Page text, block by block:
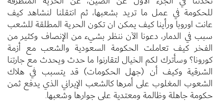
للحكومة في عمل ما تريد بشعبها، ثم انتقلنا لنشاهد كيف
عانت اوروبا ورأينا كيف يمكن ان تكون الحرية المطلقة للشعب
سبب في الدمار، دعونا الآن ننظر بشيء من الإنصاف وكثير من
الفخر كيف تعاملت الحكومة السعودية والشعب مع أزمة
كورونا؟ وسأترك لكم الخيال لتقارنوا ما حدث ويحدث مع جارتنا
الشرقية وكيف أن (جهل الحكومات) قد يتسبب في هلاك
الشعوب المغلوب على أمرها كالشعب الإيراني الذي يدفع ثمن
حكومة جاهلة وظالمة ومعتدية على جوارها وشعبها.